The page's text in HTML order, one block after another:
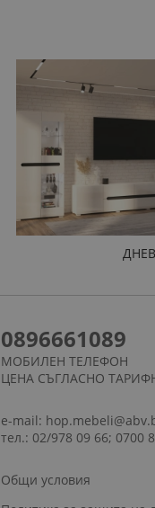
0896661089
МОБИЛЕН ТЕЛЕФОН
ЦЕНА СЪГЛАСНО
e-mail:
тел.: 02/978 09 66; 0700
Общи условия